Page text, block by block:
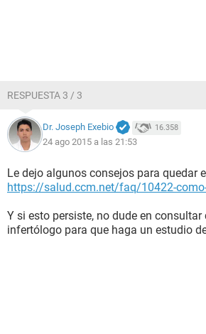
RESPUESTA 3 / 3
Dr. Joseph Exebio 16.358
24 ago 2015 a las 21:53
Le dejo algunos consejos para quedar
https://salud.ccm.net/faq/10422-
Y si esto persiste, no dude en
infertólogo para que haga un estudio